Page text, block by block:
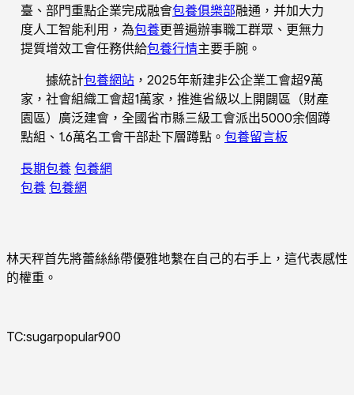
臺、部門重點企業完成融會包養俱樂部融通，并加大力
度人工智能利用，為包養更普遍辦事職工群眾、更無力
提質增效工會任務供給包養行情主要手腕。
據統計包養網站 ，2025年新建非公企業工會超9萬
家，社會組織工會超1萬家，推進省級以上開闢區（財產
園區）廣泛建會，全國省市縣三級工會派出5000余個蹲
點組、1.6萬名工會干部赴下層蹲點。 包養留言板
長期包養 包養網
包養 包養網
林天秤首先將蕾絲絲帶優雅地繫在自己的右手上，這代表感性
的權重。
TC:sugarpopular900